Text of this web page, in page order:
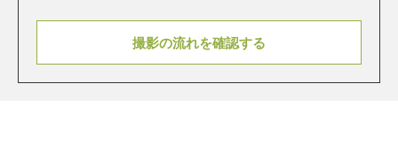
撮影の流れを確認する